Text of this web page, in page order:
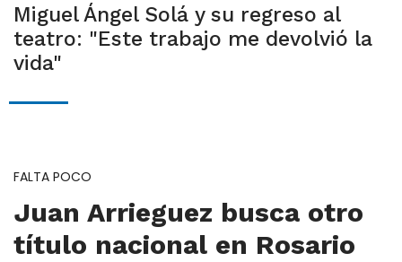
Miguel Ángel Solá y su regreso al
teatro: "Este trabajo me devolvió la
vida"
FALTA POCO
Juan Arrieguez busca otro
título nacional en Rosario